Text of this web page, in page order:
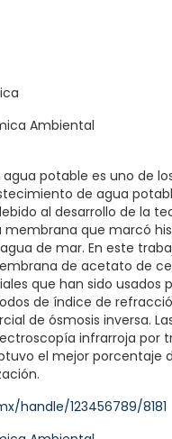
Ambiental
agua potable es uno de
de agua
al desarrollo de la
membrana que marcó
de mar. En este
de acetato de
que han sido usados
de índice de
de ósmosis inversa.
infrarroja por
el mejor porcentaje
handle/123456789/8181